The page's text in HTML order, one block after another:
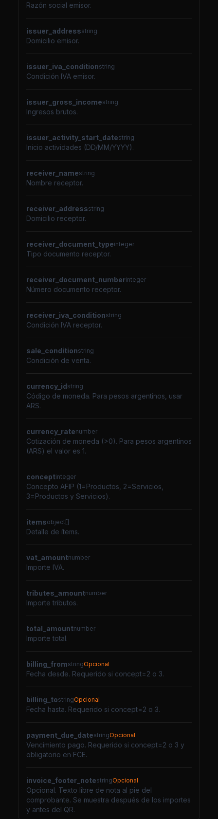
Razón social emisor.
issuer_addressstring
Domicilio emisor.
issuer_iva_conditionstring
Condición IVA emisor.
issuer_gross_incomestring
Ingresos brutos.
issuer_activity_start_datestring
Inicio actividades (DD/MM/YYYY).
receiver_namestring
Nombre receptor.
receiver_addressstring
Domicilio receptor.
receiver_document_typeinteger
Tipo documento receptor.
receiver_document_numberinteger
Número documento receptor.
receiver_iva_conditionstring
Condición IVA receptor.
sale_conditionstring
Condición de venta.
currency_idstring
Código de moneda. Para pesos argentinos, usar
ARS.
currency_ratenumber
Cotización de moneda (>0). Para pesos argentinos
(ARS) el valor es 1.
conceptinteger
Concepto AFIP (1=Productos, 2=Servicios,
3=Productos y Servicios).
itemsobject[]
Detalle de ítems.
vat_amountnumber
Importe IVA.
tributes_amountnumber
Importe tributos.
total_amountnumber
Importe total.
billing_fromstringOpcional
Fecha desde. Requerido si concept=2 o 3.
billing_tostringOpcional
Fecha hasta. Requerido si concept=2 o 3.
payment_due_datestringOpcional
Vencimiento pago. Requerido si concept=2 o 3 y
obligatorio en FCE.
invoice_footer_notestringOpcional
Opcional. Texto libre de nota al pie del
comprobante. Se muestra después de los importes
y antes del QR.